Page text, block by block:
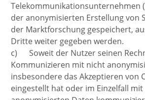
Telekommunikationsunternehmen
der anonymisierten Erstellung von
der Marktforschung gespeichert,
Dritte weiter gegeben werden.
c) Soweit der Nutzer seinen
Kommunizieren mit nicht
insbesondere das Akzeptieren von
eingestellt hat oder im Einzelfall